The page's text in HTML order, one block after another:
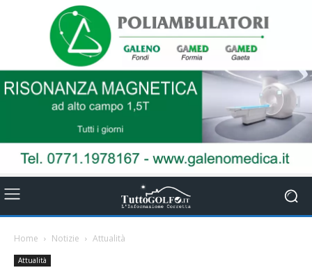
Home Notizie Attualità
Attualità